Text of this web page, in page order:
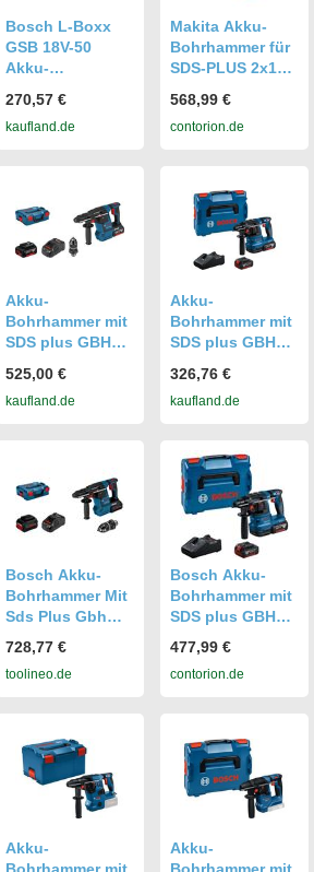
Bosch L-Boxx
GSB 18V-50
Akku-
-Schrauber
270,57 €
kaufland.de
Makita Akku-
Bohrhammer für
SDS-PLUS 2x18
&
Staubabsaugung
568,99 €
contorion.de
Akku-
Bohrhammer mit
SDS plus GBH
Akku GBA 18V
5.0Ah in L-BOXX
525,00 €
kaufland.de
Akku-
Bohrhammer mit
SDS plus GBH
GBA 18V 4.0Ah
in L-BOXX 136
326,76 €
kaufland.de
Bosch Akku-
Bohrhammer Mit
Sds Plus Gbh
136, 2 X Akku
Procore18v 8.0ah
728,77 €
toolineo.de
Bosch Akku-
Bohrhammer mit
SDS plus GBH
GBA 18V 4.0Ah,
L-BOXX
477,99 €
contorion.de
Akku-
Akku-